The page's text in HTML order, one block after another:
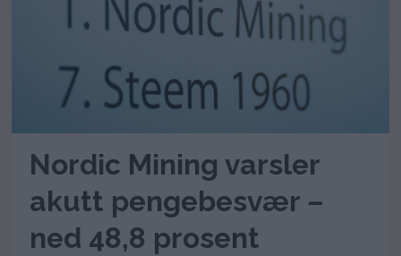
Nordic Mining varsler
akutt pengebesvær –
ned 48,8 prosent